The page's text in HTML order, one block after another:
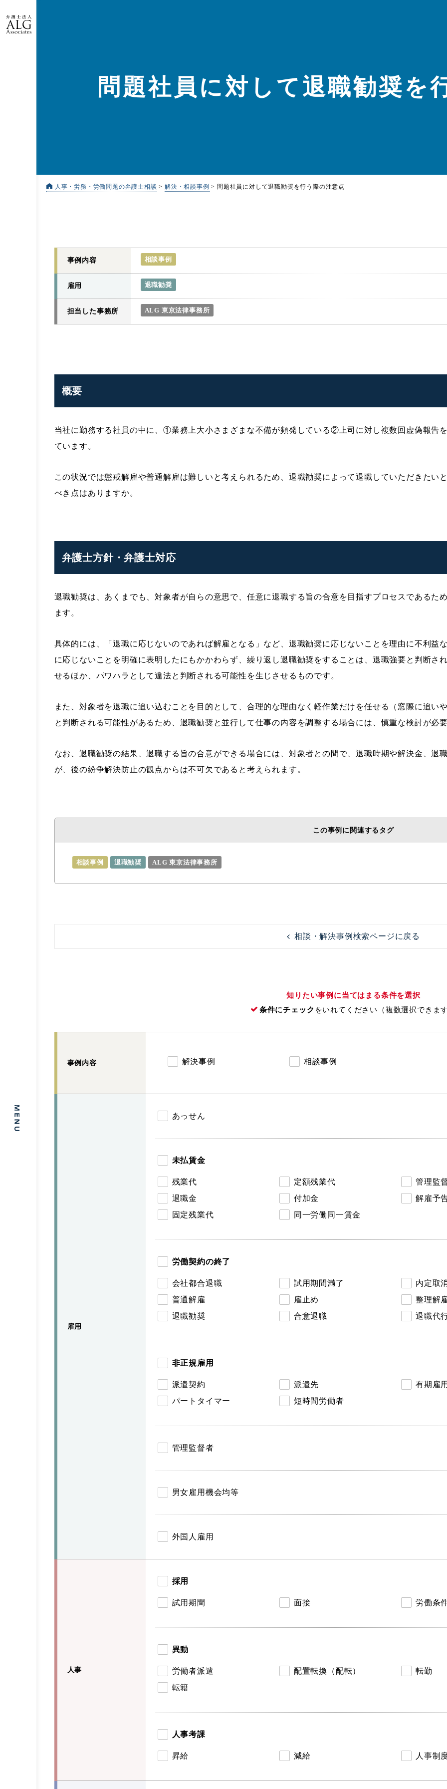
問題社員に対して退職勧奨を
人事・労務・労働問題の弁護士相談 >解決・相談事例 > 問題社員に対して退職勧奨を行う際の注意点
事例内容 相談事例
雇用 退職勧奨
担当した事務所 ALG 東京法律事務所
概要
当社に勤務する社員の中に、①業務上大小さまざまな不備が頻発している②上司に対し複数回虚偽報告
ています。
この状況では懲戒解雇や普通解雇は難しいと考えられるため、退職勧奨によって退職していただきたい
べき点はありますか。
弁護士方針・弁護士対応
退職勧奨は、あくまでも、対象者が自らの意思で、任意に退職する旨の合意を目指すプロセスであるた
ます。
具体的には、「退職に応じないのであれば解雇となる」など、退職勧奨に応じないことを理由に不利益
に応じないことを明確に表明したにもかかわらず、繰り返し退職勧奨をすることは、退職強要と判断さ
せるほか、パワハラとして違法と判断される可能性を生じさせるものです。
また、対象者を退職に追い込むことを目的として、合理的な理由なく軽作業だけを任せる（窓際に追い
と判断される可能性があるため、退職勧奨と並行して仕事の内容を調整する場合には、慎重な検討が必
なお、退職勧奨の結果、退職する旨の合意ができる場合には、対象者との間で、退職時期や解決金、退
が、後の紛争解決防止の観点からは不可欠であると考えられます。
この事例に関連するタグ
相談事例 退職勧奨 ALG 東京法律事務所
相談・解決事例検索ページに戻る
知りたい事例に当てはまる条件を選択
条件にチェック をいれてください（複数選択できま
事例内容 解決事例 相談事例
雇用
あっせん
未払賃金
残業代 定額残業代
管理監
退職金
付加金
解雇予
固定残業代
同一労働同一賃金
労働契約の終了
会社都合退職 試用期間満了
内定取
普通解雇
雇止め
整理解
退職勧奨
合意退職 退職代
非正規雇用
派遣契約 派遣先
有期雇
パートタイマー
短時間労働者
管理監督者
男女雇用機会均等
外国人雇用
人事
採用
試用期間 面接 労働条
異動
労働者派遣 配置転換（配転）
転勤
転籍
人事考課
昇給 減給 人事制